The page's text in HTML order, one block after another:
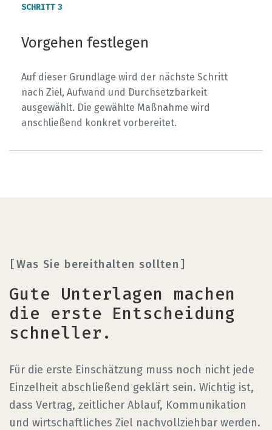
3
Vorgehen festlegen
Auf dieser Grundlage wird der nächste Schritt
nach Ziel, Aufwand und Durchsetzbarkeit
ausgewählt. Die gewählte Maßnahme wird
anschließend konkret vorbereitet.
Was Sie bereithalten sollten
Gute Unterlagen machen
die erste Entscheidung
schneller.
Für die erste Einschätzung muss noch nicht jede
Einzelheit abschließend geklärt sein. Wichtig ist,
dass Vertrag, zeitlicher Ablauf, Kommunikation
und wirtschaftliches Ziel nachvollziehbar werden.